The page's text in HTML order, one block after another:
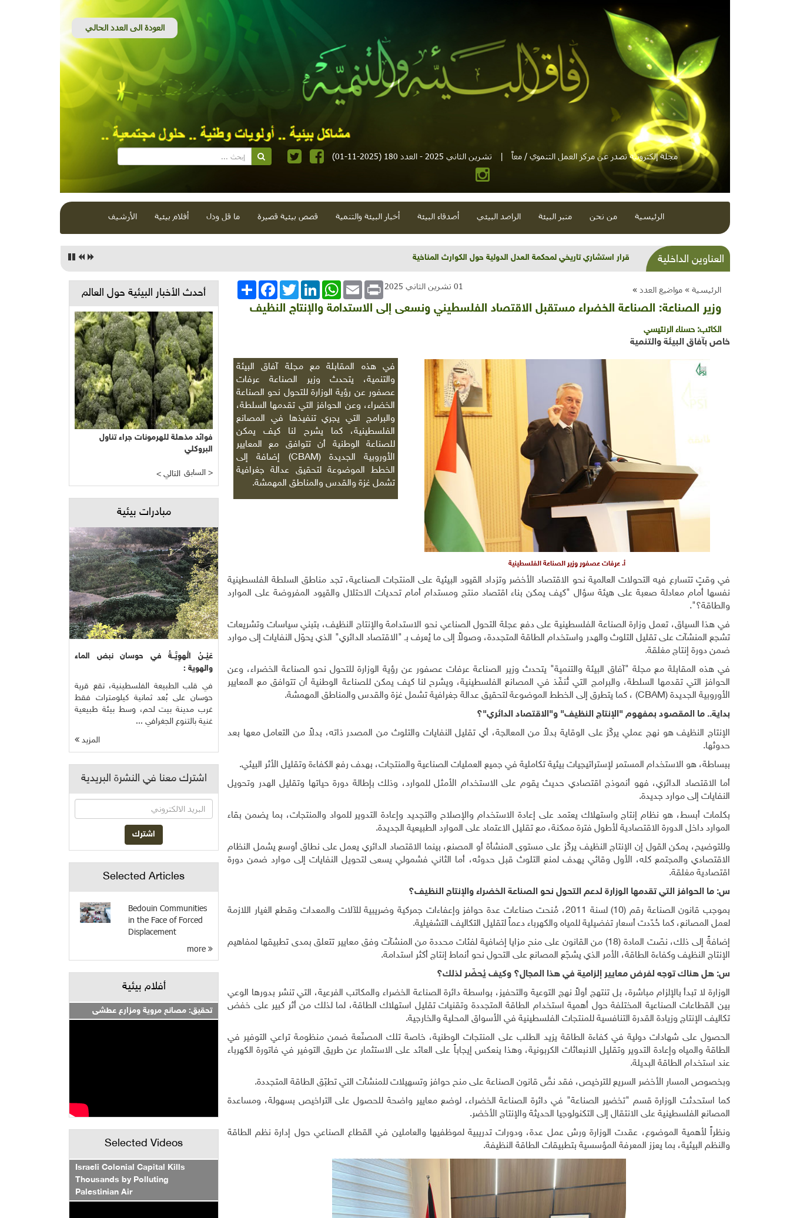
مجلة إلكترونية تصدر عن مركز العمل التنموي / معاً | تشرين الثاني 2025 - العدد 180 (2025-11-01)
الرئيسية من نحن منبر البيئة الراصد البيئي أصدقاء البيئة أخبار البيئة والتنمية قصص بيئية قصيرة ما قل ودل أفلام بيئية الأرشيف
العناوين الداخلية شذرات بيئية وتنموية...بنية تحتية وحلويات قبيحة وحاكورة ونوبل وزيتون و"سيباط"
الرئيسية » مواضيع العدد » انشر
FacebookTwitterLinkedInWhatsApp Email Print 01 تشرين الثاني 2025
وزير الصناعة: الصناعة الخضراء مستقبل الاقتصاد الفلسطيني ونسعى إلى الاستدامة والإنتاج النظيف
الكاتب: حسناء الرنتيسي
خاص بآفاق البيئة والتنمية
في هذه المقابلة مع مجلة آفاق البيئة
والتنمية، يتحدث وزير الصناعة عرفات
عصفور عن رؤية الوزارة للتحول نحو الصناعة
الخضراء، وعن الحوافز التي تقدمها السلطة،
والبرامج التي يجري تنفيذها في المصانع
الفلسطينية، كما يشرح لنا كيف يمكن
للصناعة الوطنية أن تتوافق مع المعايير
الأوروبية الجديدة (CBAM) إضافة إلى
الخطط الموضوعة لتحقيق عدالة جغرافية
تشمل غزة والقدس والمناطق المهمشة.
أ. عرفات عصفور وزير الصناعة الفلسطينية
في وقتٍ تتسارع فيه التحولات العالمية نحو الاقتصاد الأخضر وتزداد القيود البيئية على المنتجات الصناعية، تجد مناطق السلطة الفلسطينية
نفسها أمام معادلة صعبة على هيئة سؤال "كيف يمكن بناء اقتصاد منتج ومستدام أمام تحديات الاحتلال والقيود المفروضة على الموارد
والطاقة؟".
في هذا السياق، تعمل وزارة الصناعة الفلسطينية على دفع عجلة التحول الصناعي نحو الاستدامة والإنتاج النظيف، بتبني سياسات وتشريعات
تشجع المنشآت على تقليل التلوث والهدر واستخدام الطاقة المتجددة، وصولاً إلى ما يُعرف بـ "الاقتصاد الدائري" الذي يحوّل النفايات إلى موارد
ضمن دورة إنتاج مغلقة.
في هذه المقابلة مع مجلة "آفاق البيئة والتنمية" يتحدث وزير الصناعة عرفات عصفور عن رؤية الوزارة للتحول نحو الصناعة الخضراء، وعن
الحوافز التي تقدمها السلطة، والبرامج التي تُنفّذ في المصانع الفلسطينية، ويشرح لنا كيف يمكن للصناعة الوطنية أن تتوافق مع المعايير
الأوروبية الجديدة (CBAM) ، كما يتطرق إلى الخطط الموضوعة لتحقيق عدالة جغرافية تشمل غزة والقدس والمناطق المهمشة.
بداية.. ما المقصود بمفهوم "الإنتاج النظيف" و"الاقتصاد الدائري"؟
الإنتاج النظيف هو نهج عملي يركّز على الوقاية بدلاً من المعالجة، أي تقليل النفايات والتلوث من المصدر ذاته، بدلاً من التعامل معها بعد
حدوثها.
ببساطة، هو الاستخدام المستمر لإستراتيجيات بيئية تكاملية في جميع العمليات الصناعية والمنتجات، بهدف رفع الكفاءة وتقليل الأثر البيئي.
أما الاقتصاد الدائري، فهو أنموذج اقتصادي حديث يقوم على الاستخدام الأمثل للموارد، وذلك بإطالة دورة حياتها وتقليل الهدر وتحويل
النفايات إلى موارد جديدة.
بكلمات أبسط، هو نظام إنتاج واستهلاك يعتمد على إعادة الاستخدام والإصلاح والتجديد وإعادة التدوير للمواد والمنتجات، بما يضمن بقاء
الموارد داخل الدورة الاقتصادية لأطول فترة ممكنة، مع تقليل الاعتماد على الموارد الطبيعية الجديدة.
وللتوضيح، يمكن القول إن الإنتاج النظيف يركّز على مستوى المنشأة أو المصنع، بينما الاقتصاد الدائري يعمل على نطاق أوسع يشمل النظام
الاقتصادي والمجتمع كله، الأول وقائي يهدف لمنع التلوث قبل حدوثه، أما الثاني فشمولي يسعى لتحويل النفايات إلى موارد ضمن دورة
اقتصادية مغلقة.
س: ما الحوافز التي تقدمها الوزارة لدعم التحول نحو الصناعة الخضراء والإنتاج النظيف؟
بموجب قانون الصناعة رقم (10) لسنة 2011، مُنحت صناعات عدة حوافز وإعفاءات جمركية وضريبية للآلات والمعدات وقطع الغيار اللازمة
لعمل المصانع، كما حُدّدت أسعار تفضيلية للمياه والكهرباء دعماً لتقليل التكاليف التشغيلية.
إضافةً إلى ذلك، نصّت المادة (18) من القانون على منح مزايا إضافية لفئات محددة من المنشآت وفق معايير تتعلق بمدى تطبيقها لمفاهيم
الإنتاج النظيف وكفاءة الطاقة، الأمر الذي يشجّع المصانع على التحول نحو أنماط إنتاج أكثر استدامة.
س: هل هناك توجه لفرض معايير إلزامية في هذا المجال؟ وكيف يُحضّر لذلك؟
الوزارة لا تبدأ بالإلزام مباشرة، بل تنتهج أولاً نهج التوعية والتحفيز، بواسطة دائرة الصناعة الخضراء والمكاتب الفرعية، التي تنشر بدورها الوعي
بين القطاعات الصناعية المختلفة حول أهمية استخدام الطاقة المتجددة وتقنيات تقليل استهلاك الطاقة، لما لذلك من أثر كبير على خفض
تكاليف الإنتاج وزيادة القدرة التنافسية للمنتجات الفلسطينية في الأسواق المحلية والخارجية.
الحصول على شهادات دولية في كفاءة الطاقة يزيد الطلب على المنتجات الوطنية، خاصة تلك المصنّعة ضمن منظومة تراعي التوفير في
الطاقة والمياه وإعادة التدوير وتقليل الانبعاثات الكربونية، وهذا ينعكس إيجاباً على العائد على الاستثمار عن طريق التوفير في فاتورة الكهرباء
عند استخدام الطاقة البديلة.
وبخصوص المسار الأخضر السريع للترخيص، فقد نصَّ قانون الصناعة على منح حوافز وتسهيلات للمنشآت التي تطبّق الطاقة المتجددة.
كما استحدثت الوزارة قسم "تخضير الصناعة" في دائرة الصناعة الخضراء، لوضع معايير واضحة للحصول على التراخيص بسهولة، ومساعدة
المصانع الفلسطينية على الانتقال إلى التكنولوجيا الحديثة والإنتاج الأخضر.
ونظراً لأهمية الموضوع، عقدت الوزارة ورش عمل عدة، ودورات تدريبية لموظفيها والعاملين في القطاع الصناعي حول إدارة نظم الطاقة
والنظم البيئية، بما يعزز المعرفة المؤسسية بتطبيقات الطاقة النظيفة.
أحدث الأخبار البيئية حول العالم
فوائد مذهلة للهرمونات جراء تناول
البروكلي
< التالي السابق >
مبادرات بيئية
عَيْــنُ الْهوِيَّــةُ في حوسان نبض الماء
والهوية :
في قلب الطبيعة الفلسطينية، تقع قرية
حوسان على بُعد ثمانية كيلومترات فقط
غرب مدينة بيت لحم، وسط بيئة طبيعية
غنية بالتنوع الجغرافي ...
المزيد
اشترك معنا في النشرة البريدية
Selected Articles
Bedouin Communities
in the Face of Forced
Displacement
أفلام بيئية
تحقيق: مصانع مروية ومزارع عطشى
Selected Videos
Israeli Colonial Capital Kills
Thousands by Polluting
Palestinian Air